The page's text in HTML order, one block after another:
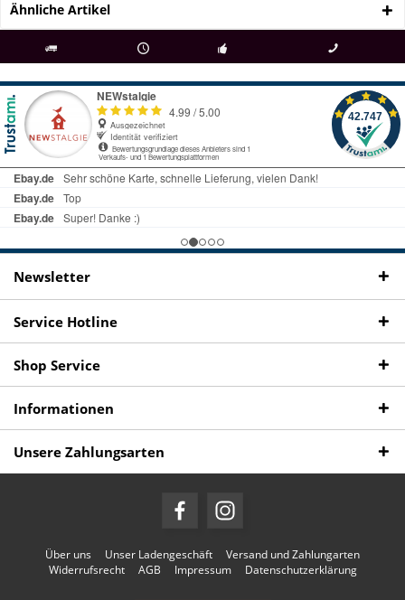
Ähnliche Artikel
ab € 69 Bestellwert seit 98 Jahren Fachgeschäft + telefonisch erreichbar
09497 1511
Newsletter
Service Hotline
Shop Service
Informationen
Unsere Zahlungsarten
Über uns Unser Ladengeschäft
Versand und Zahlungarten
Widerrufsrecht
AGB Impressum Datenschutzerklärung